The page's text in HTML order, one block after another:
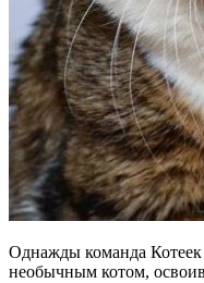
Однажды команда Котеек
необычным котом,